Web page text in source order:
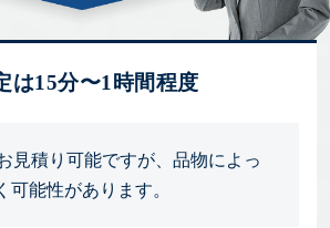
は15分〜1時間程度
見積り可能ですが、品物によっ
可能性があります。